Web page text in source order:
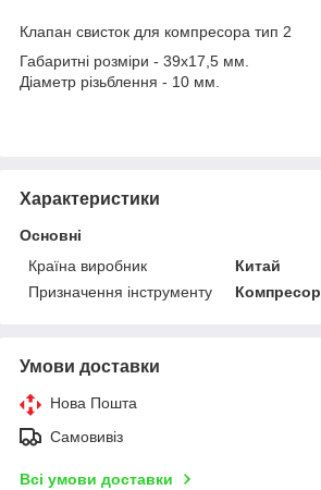
Клапан свисток для компресора тип 2
Габаритні розміри - 39х17,5 мм.
Діаметр різьблення - 10 мм.
Характеристики
Основні
Країна виробник
Китай
Призначення інструменту
Компресор
Умови доставки
Нова Пошта
Самовивіз
Всі умови доставки